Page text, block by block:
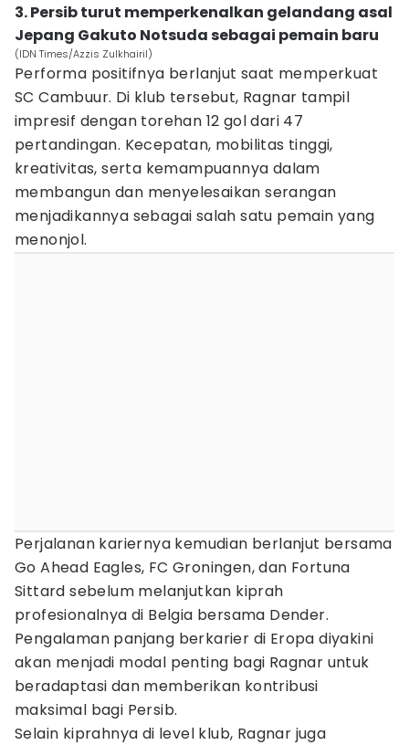
3. Persib turut memperkenalkan gelandang asal
Jepang Gakuto Notsuda sebagai pemain baru
(IDN Times/Azzis Zulkhairil)
Performa positifnya berlanjut saat memperkuat
SC Cambuur. Di klub tersebut, Ragnar tampil
impresif dengan torehan 12 gol dari 47
pertandingan. Kecepatan, mobilitas tinggi,
kreativitas, serta kemampuannya dalam
membangun dan menyelesaikan serangan
menjadikannya sebagai salah satu pemain yang
menonjol.
Perjalanan kariernya kemudian berlanjut bersama
Go Ahead Eagles, FC Groningen, dan Fortuna
Sittard sebelum melanjutkan kiprah
profesionalnya di Belgia bersama Dender.
Pengalaman panjang berkarier di Eropa diyakini
akan menjadi modal penting bagi Ragnar untuk
beradaptasi dan memberikan kontribusi
maksimal bagi Persib.
Selain kiprahnya di level klub, Ragnar juga